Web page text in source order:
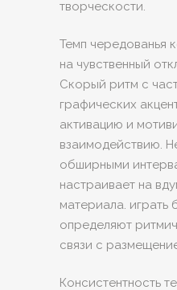
творческости.
Темп чередованья
на чувственный
Скорый ритм с
графических
активацию и
взаимодействию.
обширными
настраивает на
материала. играть
определяют
связи с
Консистентность